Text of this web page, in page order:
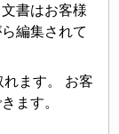
書はお客様
編集されて
ます。 お客
ます。